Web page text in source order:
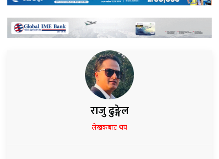
राजु ढुङ्गेल
लेखकबाट थप